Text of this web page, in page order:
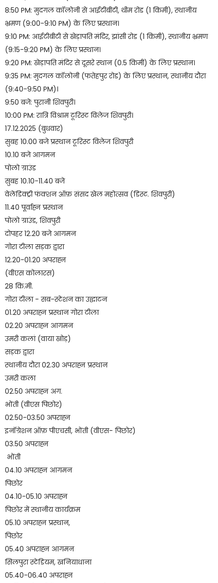
8:50 PM: मुदगल कॉलोनी से आईटीबीटी, थीम रोड (1 किमी), स्थानीय
भ्रमण (9:00-9:10 PM) के लिए प्रस्थान।
9:10 PM: आईटीबीटी से खेड़ापति मंदिर, झांसी रोड (1 किमी), स्थानीय भ्रमण
(9:15-9:20 PM) के लिए प्रस्थान।
9:20 PM: खेड़ापति मंदिर से दूसरे स्थान (0.5 किमी) के लिए प्रस्थान।
9:35 PM: मुदगल कॉलोनी (फतेहपुर रोड) के लिए प्रस्थान, स्थानीय दौरा
(9:40-9:50 PM)।
9:50 बजे: पुरानी शिवपुरी।
10:00 PM: रात्रि विश्राम टूरिस्ट विलेज शिवपुरी।
17.12.2025 (बुधवार)
सुबह 10.00 बजे प्रस्थान टूरिस्ट विलेज शिवपुरी
10.10 बजे आगमन
पोलो ग्राउंड
सुबह 10.10-11.40 बजे
वेलेडिक्ट्री फंक्शन ऑफ़ संसद खेल महोत्सव (डिस्ट. शिवपुरी)
11.40 पूर्वाह्न प्रस्थान
पोलो ग्राउंड, शिवपुरी
दोपहर 12.20 बजे आगमन
गोरा टीला सड़क द्वारा
12.20-01.20 अपराह्न
(वीएस कोलारस)
28 कि.मी.
गोरा टीला - सब-स्टेशन का उद्घाटन
01.20 अपराह्न प्रस्थान गोरा टीला
02.20 अपराह्न आगमन
उमरी कलां (वाया खोड़)
सड़क द्वारा
स्थानीय दौरा 02.30 अपराह्न प्रस्थान
उमरी कला
02.50 अपराह्न अग.
भोंती (वीएस पिछोर)
02.50-03.50 अपराह्न
इनॉग्रेशन ऑफ़ पीएचसी, भोंती (वीएस- पिछोर)
03.50 अपराह्न
भोंती
04.10 अपराह्न आगमन
पिछोर
04.10-05.10 अपराह्न
पिछोर में स्थानीय कार्यक्रम
05.10 अपराह्न प्रस्थान,
पिछोर
05.40 अपराह्न आगमन
सिलपुरा स्टेडियम, खनियाधाना
05.40-06.40 अपराह्न